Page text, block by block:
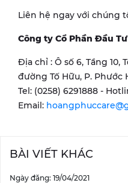
Liên hệ ngay với chúng
Công ty Cổ Phần Đầu
Địa chỉ : Ô số 6, Tầng 10,
đường Tố Hữu, P. Phước
Tel: (0258) 6291888 -
Email:
BÀI VIẾT KHÁC
Ngày đăng: 19/04/2021